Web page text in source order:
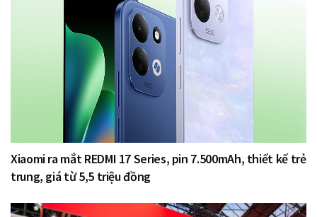
Xiaomi ra mắt REDMI 17 Series, pin 7.500mAh, thiết kế trẻ
trung, giá từ 5,5 triệu đồng